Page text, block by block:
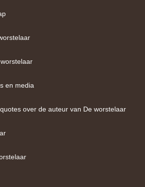
en media
over de auteur van De worstelaar